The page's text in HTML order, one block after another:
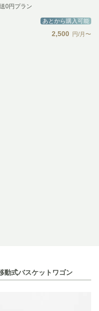
0円プラン
あとから購入可能
2,500 円/月〜
動式バスケットワゴン